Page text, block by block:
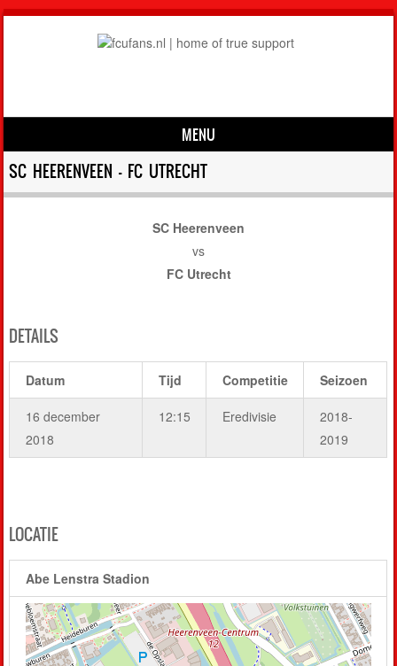
MENU
Skip to content
SC HEERENVEEN – FC UTRECHT
SC Heerenveen
vs
FC Utrecht
DETAILS
Datum Tijd Competitie Seizoen
16 december
2018
12:15 Eredivisie
2018-
2019
LOCATIE
Abe Lenstra Stadion